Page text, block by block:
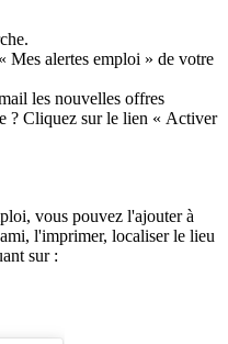
Mes alertes emploi » de votre
les nouvelles offres
? Cliquez sur le lien « Activer
vous pouvez l'ajouter à
l'imprimer, localiser le lieu
sur :